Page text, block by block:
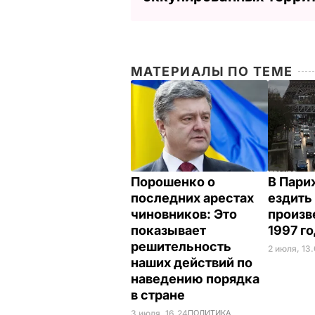
МАТЕРИАЛЫ ПО ТЕМЕ
Порошенко о
последних арестах
чиновников: Это
показывает
решительность
наших действий по
наведению порядка
в стране
ПОЛИТИКА
В
ездить
1997
2 июля,